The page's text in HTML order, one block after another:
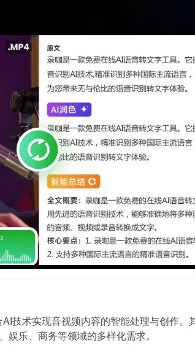
技术实现音视频内容的智能处理与创作。
乐、商务等领域的多样化需求。